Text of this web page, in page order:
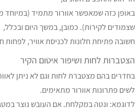
באופן כזה שמאפשר אוורור מתמיד (במיוחד
שצמודים לקירות). כמובן, במשך היום ובכלל,
חשובה פתיחת חלונות לכניסת אוויר, לפחות
הצטברות לחות ושיפור איטום הקיר
בחדרים בהם מצטברת לחות וגם לא ניתן
לשים פתרונות אוורור מתאימים.
לדוגמא: ונטה במקלחת. אם העובש נוצר